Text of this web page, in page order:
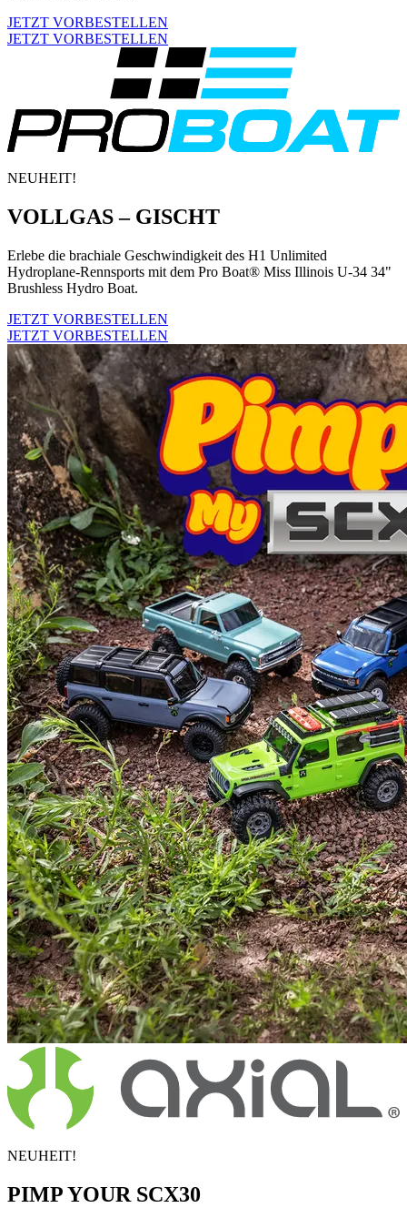
JETZT VORBESTELLEN
JETZT VORBESTELLEN
NEUHEIT!
VOLLGAS – GISCHT
Erlebe die brachiale Geschwindigkeit des H1 Unlimited
Hydroplane-Rennsports mit dem Pro Boat® Miss Illinois U-34 34"
Brushless Hydro Boat.
JETZT VORBESTELLEN
JETZT VORBESTELLEN
NEUHEIT!
PIMP YOUR SCX30